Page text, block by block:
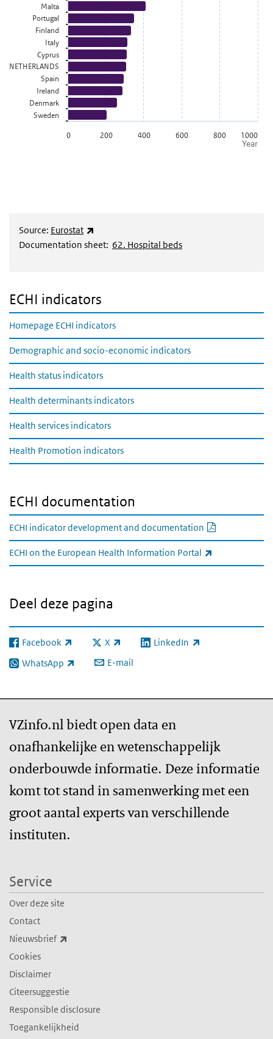
Year
Malta
Portugal
Finland
Italy
Cyprus
NETHERLANDS
Spain
Ireland
Denmark
Sweden
0
200 400 600 800 1000
Source: Eurostat
Documentation sheet: 62. Hospital beds
ECHI indicators
Homepage ECHI indicators
Demographic and socio-economic indicators
Health status indicators
Health determinants indicators
Health services indicators
Health Promotion indicators
ECHI documentation
ECHI indicator development and documentation
ECHI on the European Health Information Portal
Deel deze pagina
Facebook
(externe link) X
(externe link) LinkedIn
(externe link)
WhatsApp
(externe link) E-mail
VZinfo.nl biedt open data en
onafhankelijke en wetenschappelijk
onderbouwde informatie. Deze informatie
komt tot stand in samenwerking met een
groot aantal experts van verschillende
instituten.
Service
Over deze site
Contact
Nieuwsbrief
Cookies
Disclaimer
Citeersuggestie
Responsible disclosure
Toegankelijkheid